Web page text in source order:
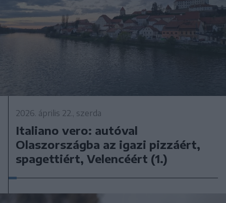
2026. április 22., szerda
Italiano vero: autóval
Olaszországba az igazi pizzáért,
spagettiért, Velencéért (1.)